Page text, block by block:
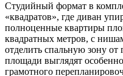
Студийный формат в
«квадратов», где диван
полноценные квартиры
квадратных метров, с
отделить спальную зону от
площади выглядят
грамотного